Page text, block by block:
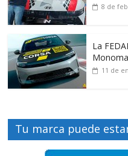
8 de
La
11 de
Tu marca puede